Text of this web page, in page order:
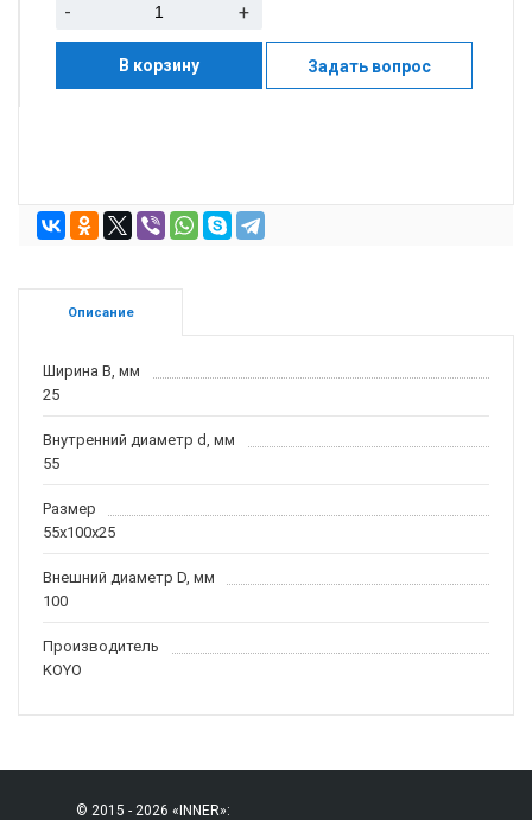
- +
В корзину Задать вопрос
Описание
Ширина B, мм
25
Внутренний диаметр d, мм
55
Размер
55x100x25
Внешний диаметр D, мм
100
Производитель
KOYO
© 2015 - 2026 «INNER»: